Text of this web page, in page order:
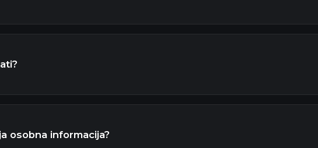
osobna informacija?